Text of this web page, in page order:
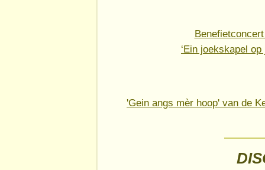
‘Ein joekskapel
'Gein angs mèr hoop' van de